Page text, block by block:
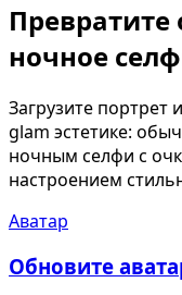
ночное
Загрузите
glam эстетике:
ночным селфи с
настроением
Аватар
Обновите